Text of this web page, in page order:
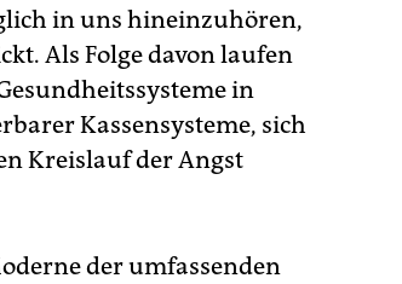
in uns hineinzuhören,
Als Folge davon laufen
in
Kassensysteme, sich
Kreislauf der Angst
der umfassenden